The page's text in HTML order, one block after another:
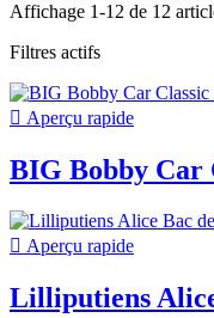
Affichage 1-12 de 12
Filtres actifs
 Aperçu rapide
BIG Bobby Car
 Aperçu rapide
Lilliputiens